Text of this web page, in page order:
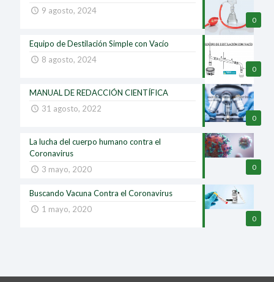
0
9 agosto, 2024
0
Equipo de Destilación Simple con Vacío
8 agosto, 2024
0
MANUAL DE REDACCIÓN CIENTÍFICA
31 agosto, 2022
0
La lucha del cuerpo humano contra el
Coronavirus
3 mayo, 2020
0
Buscando Vacuna Contra el Coronavirus
1 mayo, 2020